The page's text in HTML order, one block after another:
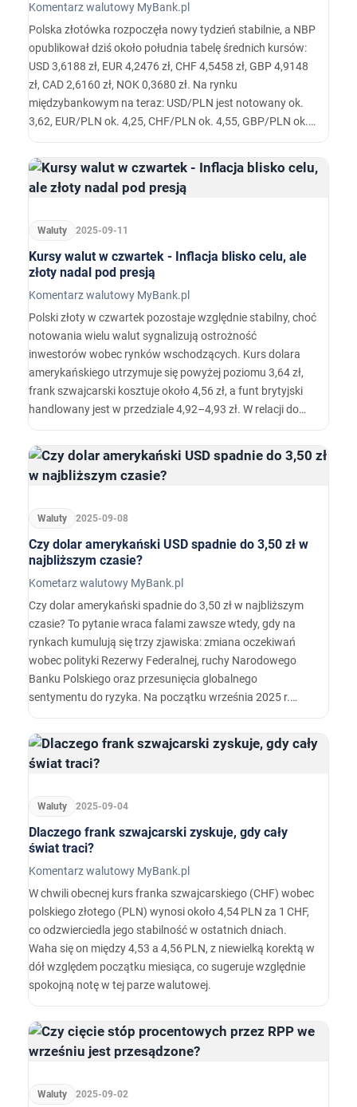
Komentarz walutowy MyBank.pl
Polska złotówka rozpoczęła nowy tydzień stabilnie, a NBP
opublikował dziś około południa tabelę średnich kursów:
USD 3,6188 zł, EUR 4,2476 zł, CHF 4,5458 zł, GBP 4,9148
zł, CAD 2,6160 zł, NOK 0,3680 zł. Na rynku
międzybankowym na teraz: USD/PLN jest notowany ok.
3,62, EUR/PLN ok. 4,25, CHF/PLN ok. 4,55, GBP/PLN ok.
Waluty 2025-09-11
Kursy walut w czwartek - Inflacja blisko celu, ale
złoty nadal pod presją
Komentarz walutowy MyBank.pl
Polski złoty w czwartek pozostaje względnie stabilny, choć
notowania wielu walut sygnalizują ostrożność
inwestorów wobec rynków wschodzących. Kurs dolara
amerykańskiego utrzymuje się powyżej poziomu 3,64 zł,
frank szwajcarski kosztuje około 4,56 zł, a funt brytyjski
handlowany jest w przedziale 4,92–4,93 zł. W relacji do
EUR/PLN oscyluje wokół 4,26 zł.…
Waluty 2025-09-08
Czy dolar amerykański USD spadnie do 3,50 zł w
najbliższym czasie?
Kometarz walutowy MyBank.pl
Czy dolar amerykański spadnie do 3,50 zł w najbliższym
czasie? To pytanie wraca falami zawsze wtedy, gdy na
rynkach kumulują się trzy zjawiska: zmiana oczekiwań
wobec polityki Rezerwy Federalnej, ruchy Narodowego
Banku Polskiego oraz przesunięcia globalnego
sentymentu do ryzyka. Na początku września 2025 r.
bariery 3,50 dzieli go ruch o zaledwie kilka procent. Z
pozoru to niewiele.…
Waluty 2025-09-04
Dlaczego frank szwajcarski zyskuje, gdy cały
świat traci?
Komentarz walutowy MyBank.pl
W chwili obecnej kurs franka szwajcarskiego (CHF) wobec
polskiego złotego (PLN) wynosi około 4,54 PLN za 1 CHF,
co odzwierciedla jego stabilność w ostatnich dniach.
Waha się on między 4,53 a 4,56 PLN, z niewielką korektą w
dół względem początku miesiąca, co sugeruje względnie
spokojną notę w tej parze walutowej.
Waluty 2025-09-02